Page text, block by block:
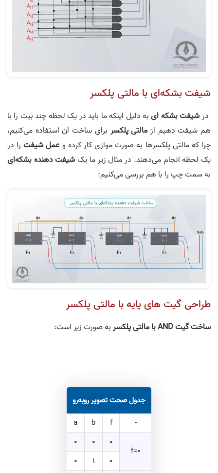
شیفت بشکه‌ای با مالتی پلکسر
در شیفت بشکه ایبه دلیل اینکه ما باید در یک لحظه چند بیت را با
هم شیفت دهیم از مالتی پلکسر برای ساخت آن استفاده می‌کنیم،
چرا که مالتی پلکسر‌ها به صورت موازی کار کرده و عمل شیفترا در
یک لحظه انجام می‌دهند. در مثال زیر ما یکشیفت دهنده بشکه‌ای
به سمت چپ را با هم بررسی می‌کنیم:
طراحی گیت های پایه با مالتی پلکسر
ساخت گیت AND با مالتی پلکسر به صورت زیر است:
جدول صحت تصویر روبه‌رو
-
f
b
a
f=0
0
0
0
0
1
0